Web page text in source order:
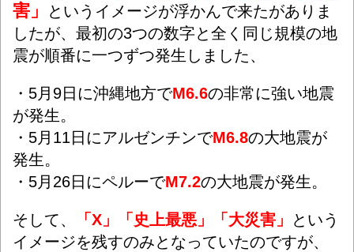
害」
というイメージが浮かんで来たがありま
したが、最初の3つの数字と全く同じ規模の地
震が順番に一つずつ発生しました、
・5月9日に沖縄地方でM6.6の非常に強い地震
が発生。
・5月11日にアルゼンチンでM6.8の大地震が
発生。
・5月26日にペルーでM7.2の大地震が発生。
そして、 「X」「史上最悪」「大災害」
という
イメージを残すのみとなっていたのですが、